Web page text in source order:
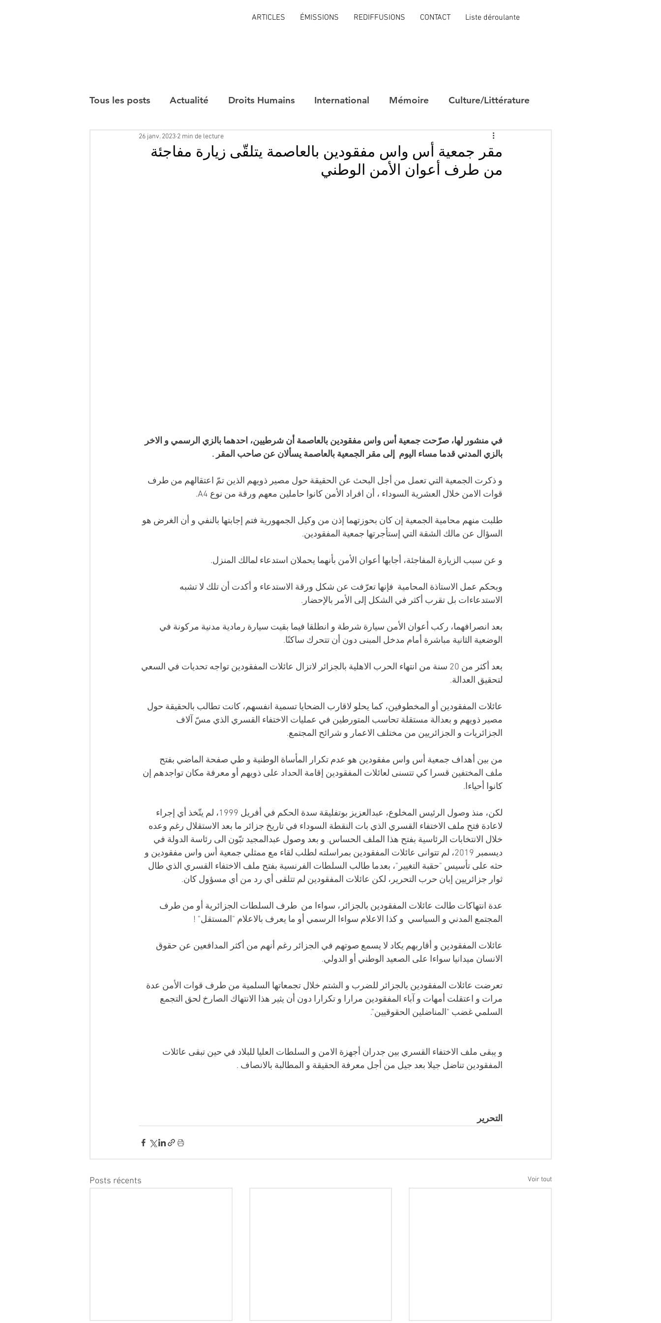
ARTICLES ÉMISSIONS REDIFFUSIONS CONTACT Liste déroulante
Tous les posts Actualité Droits Humains International Mémoire Culture/Littérature
Interviews
مقر جمعية أس واس مفقودين بالعاصمة يتلقّى زيارة مفاجئة
من طرف أعوان الأمن الوطني
26 janv. 2023 2 min de lecture
في منشور لها، صرّحت جمعية أس واس مفقودين بالعاصمة أن شرطيين، احدهما بالزي الرسمي و الاخر
بالزي المدني قدما مساء اليوم  إلى مقر الجمعية بالعاصمة يسألان عن صاحب المقر .
و ذكرت الجمعية التي تعمل من أجل البحث عن الحقيقة حول مصير ذويهم الذين تمّ اعتقالهم من طرف
قوات الامن خلال العشرية السوداء ، أن افراد الأمن كانوا حاملين معهم ورقة من نوع A4.
طلبت منهم محامية الجمعية إن كان بحوزتهما إذن من وكيل الجمهورية فتم إجابتها بالنفي و أن الغرض هو
السؤال عن مالك الشقة التي إستأجرتها جمعية المفقودين.
و عن سبب الزيارة المفاجئة، أجابها أعوان الأمن بأنهما يحملان استدعاء لمالك المنزل.
وبحكم عمل الاستاذة المحامية  فإنها تعرّفت عن شكل ورقة الاستدعاء و أكدت أن تلك لا تشبه
الاستدعاءات بل تقرب أكثر في الشكل إلى الأمر بالإحضار.
بعد انصرافهما، ركب أعوان الأمن سيارة شرطة و انطلقا فيما بقيت سيارة رمادية مدنية مركونة في
الوضعية الثانية مباشرة أمام مدخل المبنى دون أن تتحرك ساكنًا.
بعد أكثر من 20 سنة من انتهاء الحرب الاهلية بالجزائر لاتزال عائلات المفقودين تواجه تحديات في السعي
لتحقيق العدالة.
عائلات المفقودين أو المخطوفين، كما يحلو لاقارب الضحايا تسمية انفسهم، كانت تطالب بالحقيقة حول
مصير ذويهم و بعدالة مستقلة تحاسب المتورطين في عمليات الاختفاء القسري الذي مسّ آلاف
الجزائريات و الجزائريين من مختلف الاعمار و شرائح المجتمع.
من بين أهداف جمعية أس واس مفقودين هو عدم تكرار المأساة الوطنية و طي صفحة الماضي بفتح
ملف المختفين قسرا كي تتسنى لعائلات المفقودين إقامة الحداد على ذويهم أو معرفة مكان تواجدهم إن
كانوا أحياءا.
لكن، منذ وصول الرئيس المخلوع، عبدالعزيز بوتفليقة سدة الحكم في أفريل 1999، لم يتّخذ أي إجراء
لاعادة فتح ملف الاختفاء القسري الذي بات النقطة السوداء في تاريخ جزائر ما بعد الاستقلال رغم وعده
خلال الانتخابات الرئاسية بفتح هذا الملف الحساس. و بعد وصول عبدالمجيد تبّون الى رئاسة الدولة في
ديسمبر 2019، لم تتوانى عائلات المفقودين بمراسلته لطلب لقاء مع ممثلي جمعية أس واس مفقودين و
حثه على تأسيس "حقبة التغيير"، بعدما طالب السلطات الفرنسية بفتح ملف الاختفاء القسري الذي طال
ثوار جزائريين إبان حرب التحرير، لكن عائلات المفقودين لم تتلقى أي رد من أي مسؤول كان.
عدة انتهاكات طالت عائلات المفقودين بالجزائر، سواءا من  طرف السلطات الجزائرية أو من طرف
المجتمع المدني و السياسي  و كذا الاعلام سواءا الرسمي أو ما يعرف بالاعلام "المستقل" !
عائلات المفقودين و أقاربهم يكاد لا يسمع صوتهم في الجزائر رغم أنهم من أكثر المدافعين عن حقوق
الانسان ميدانيا سواءا على الصعيد الوطني أو الدولي.
تعرضت عائلات المفقودين بالجزائر للضرب و الشتم خلال تجمعاتها السلمية من طرف قوات الأمن عدة
مرات و اعتقلت أمهات و آباء المفقودين مرارا و تكرارا دون أن يثير هذا الانتهاك الصارخ لحق التجمع
السلمي غضب "المناضلين الحقوقيين".
و يبقى ملف الاختفاء القسري بين جدران أجهزة الامن و السلطات العليا للبلاد في حين تبقى عائلات
المفقودين تناضل جيلا بعد جيل من أجل معرفة الحقيقة و المطالبة بالانصاف .
التحرير
Posts récents Voir tout